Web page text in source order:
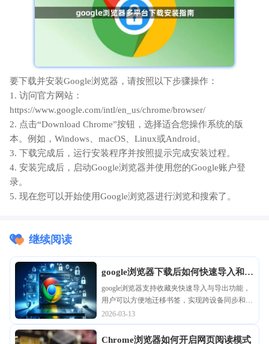
要下载并安装Google浏览器，请按照以下步骤操作：
1. 访问官方网站：
https://www.google.com/intl/en_us/chrome/browser/
2. 点击“Download Chrome”按钮，选择适合您操作系统的版
本。例如，Windows、macOS、Linux或Android。
3. 下载完成后，运行安装程序并按照提示完成安装过程。
4. 安装完成后，启动Google浏览器并使用您的Google账户登
录。
5. 现在您可以开始使用Google浏览器进行浏览和搜索了。
继续阅读
google浏览器下载后如何快速导入和导
出收藏夹
google浏览器支持收藏夹快速导入与导出功能，
用户可以方便地迁移书签，实现跨设备同步和管
理，提高浏览器书签操作效率。
2026-03-13
Chrome浏览器如何开启网页阅读模式